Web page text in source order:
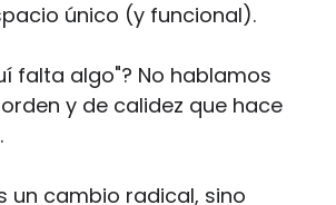
único (y funcional).
falta algo"? No hablamos
y de calidez que hace
un cambio radical, sino